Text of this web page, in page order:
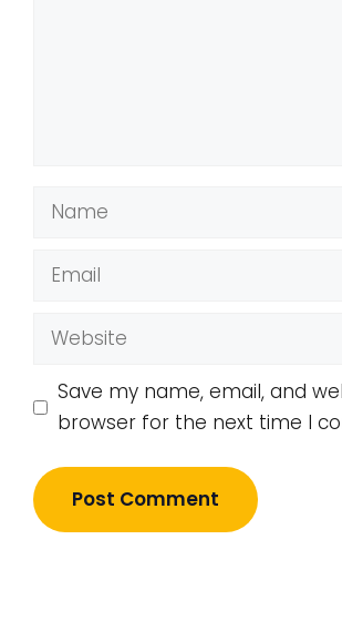
Name
Email
Website
Save my name, email, and
browser for the next time I